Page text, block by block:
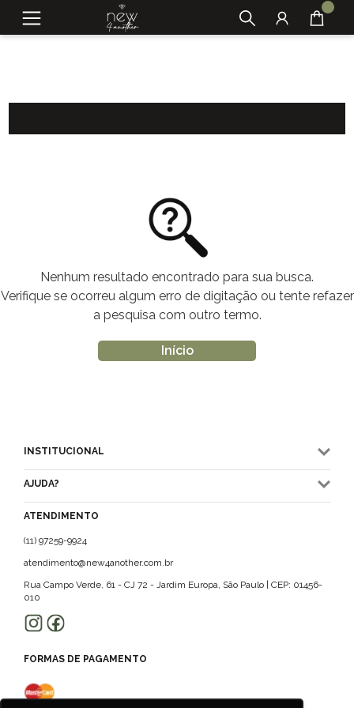
Nenhum resultado encontrado para sua busca.
Verifique se ocorreu algum erro de digitação ou tente refazer
a pesquisa com outro termo.
Início
INSTITUCIONAL
AJUDA?
ATENDIMENTO
(11) 97259-9924
atendimento@new4another.com.br
Rua Campo Verde, 61 - CJ 72 - Jardim Europa, São Paulo | CEP: 01456-
010
FORMAS DE PAGAMENTO